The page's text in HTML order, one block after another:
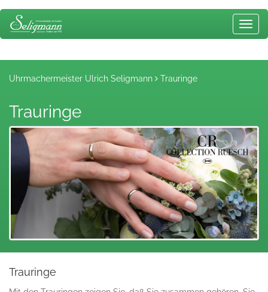
Uhrmachermeister Ulrich Seligmann Trauringe
Trauringe
Trauringe